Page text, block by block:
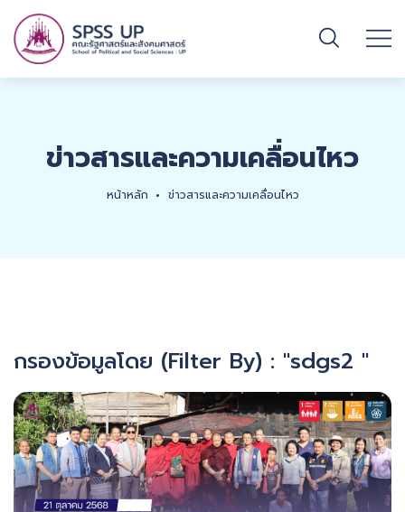
ข่าวสารและความเคลื่อนไหว
หน้าหลัก ข่าวสารและความเคลื่อนไหว
กรองข้อมูลโดย (Filter By) : "sdgs2 "